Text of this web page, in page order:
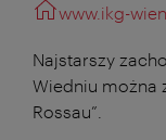
www.ikg-
Najstarszy
Wiedniu można
Rossau”.